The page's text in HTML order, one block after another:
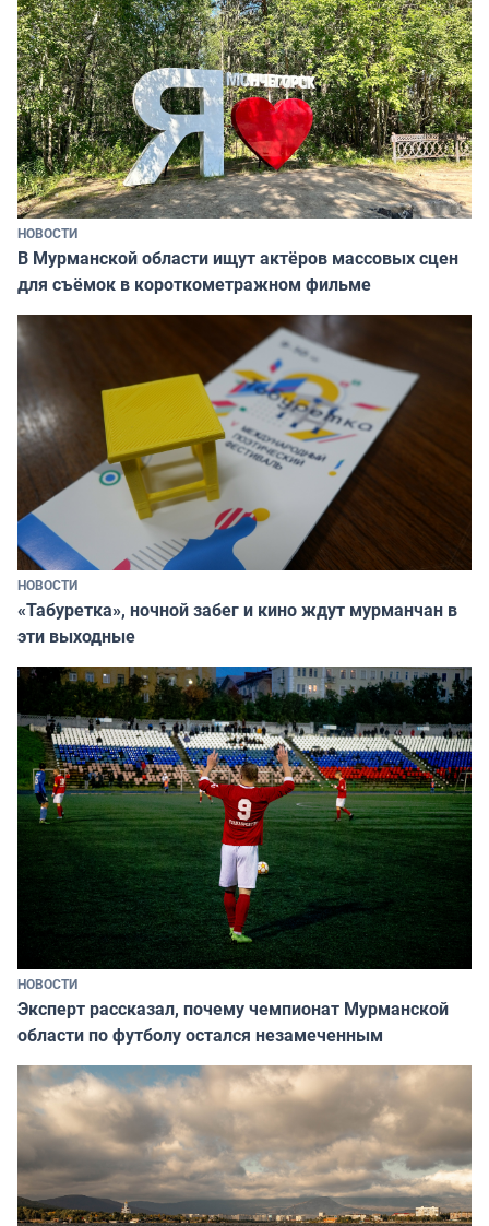
НОВОСТИ
В Мурманской области ищут актёров массовых сцен
для съёмок в короткометражном фильме
НОВОСТИ
«Табуретка», ночной забег и кино ждут мурманчан в
эти выходные
НОВОСТИ
Эксперт рассказал, почему чемпионат Мурманской
области по футболу остался незамеченным